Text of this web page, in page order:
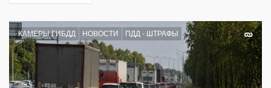
КАМЕРЫ ГИБДД НОВОСТИ ПДД - ШТРАФЫ